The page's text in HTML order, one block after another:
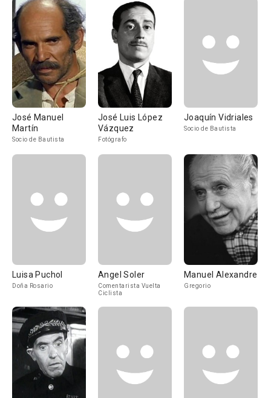
José Manuel
Martín
Socio de Bautista
José Luis López
Vázquez
Fotógrafo
Joaquín Vidriales
Socio de Bautista
Luisa Puchol
Doña Rosario
Angel Soler
Comentarista Vuelta
Ciclista
Manuel Alexandre
Gregorio